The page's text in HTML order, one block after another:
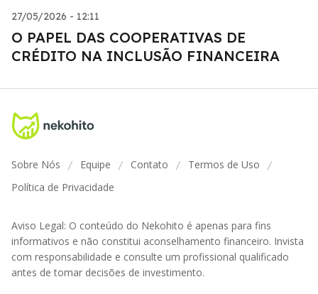
27/05/2026 - 12:11
O PAPEL DAS COOPERATIVAS DE
CRÉDITO NA INCLUSÃO FINANCEIRA
Sobre Nós / Equipe / Contato / Termos de Uso /
Política de Privacidade
Aviso Legal: O conteúdo do Nekohito é apenas para fins
informativos e não constitui aconselhamento financeiro. Invista
com responsabilidade e consulte um profissional qualificado
antes de tomar decisões de investimento.